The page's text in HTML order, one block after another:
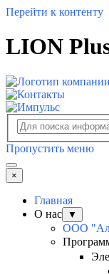
Перейти к контенту
LION
Пропустить меню
×
Главная
О нас
▼
ООО